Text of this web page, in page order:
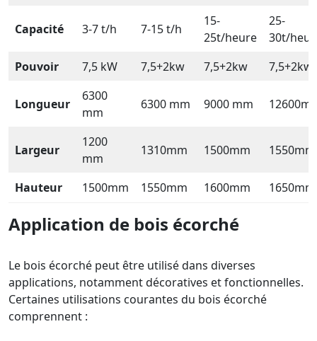
Capacité 3-7 t/h 7-15 t/h
15-
25t/heure
25-
30t/
Pouvoir
7,5 kW 7,5+2kw 7,5+2kw 7,5+2kw
Longueur
6300
mm
6300 mm 9000 mm
Largeur
1200
mm
1310mm 1500mm 1550mm
Hauteur 1500mm 1550mm 1600mm 1650mm
Application de bois écorché
Le bois écorché peut être utilisé dans diverses
applications, notamment décoratives et fonctionnelles.
Certaines utilisations courantes du bois écorché
comprennent :